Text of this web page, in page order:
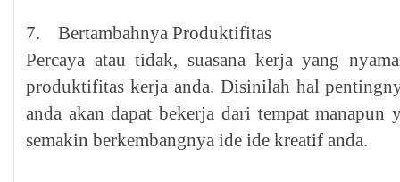
7. Bertambahnya Produktifitas
Percaya atau tidak, suasana kerja yang
produktifitas kerja anda. Disinilah hal
anda akan dapat bekerja dari tempat manapun
semakin berkembangnya ide ide kreatif anda.